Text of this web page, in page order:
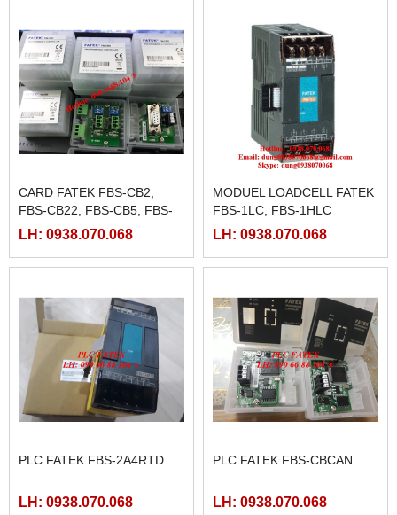
CARD FATEK FBS-CB2,
FBS-CB22, FBS-CB5, FBS-
CB25, FBS-CB55
LH: 0938.070.068
MODUEL LOADCELL FATEK
FBS-1LC, FBS-1HLC
LH: 0938.070.068
PLC FATEK FBS-2A4RTD
LH: 0938.070.068
PLC FATEK FBS-CBCAN
LH: 0938.070.068